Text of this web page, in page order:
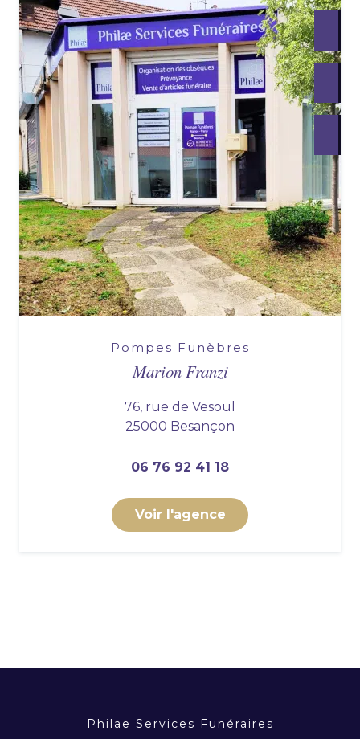
Pompes Funèbres
Marion Franzi
76, rue de Vesoul
25000 Besançon
06 76 92 41 18
Voir l'agence
Philae Services Funéraires